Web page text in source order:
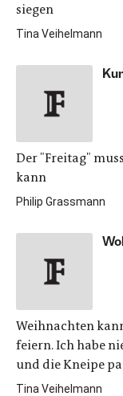
siegen
Tina Veihelmann
Der "Freitag"
kann
Philip Grassmann
Weihnachten
feiern. Ich habe
und die Kneipe
Tina Veihelmann